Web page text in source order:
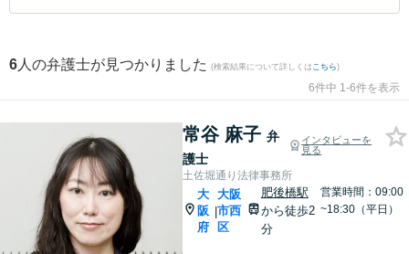
6 人の弁護士が見つかりました (検索結果について詳しくは こちら)
6件中 1-6件を表示
常谷 麻子 弁
護士
インタビューを
見る
土佐堀通り法律事務所
大
阪
府
|
大阪
市西
区
肥後橋駅
から徒歩2
分
営業時間：09:00
~18:30（平日）